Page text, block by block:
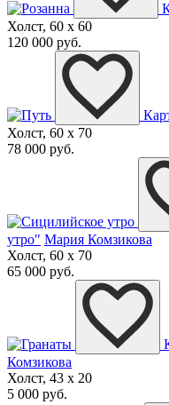
Холст, 60 x 60
120 000 руб.
Холст, 60 x 70
78 000 руб.
утро" Мария Комзикова
Холст, 60 x 70
65 000 руб.
Комзикова
Холст, 43 x 20
5 000 руб.